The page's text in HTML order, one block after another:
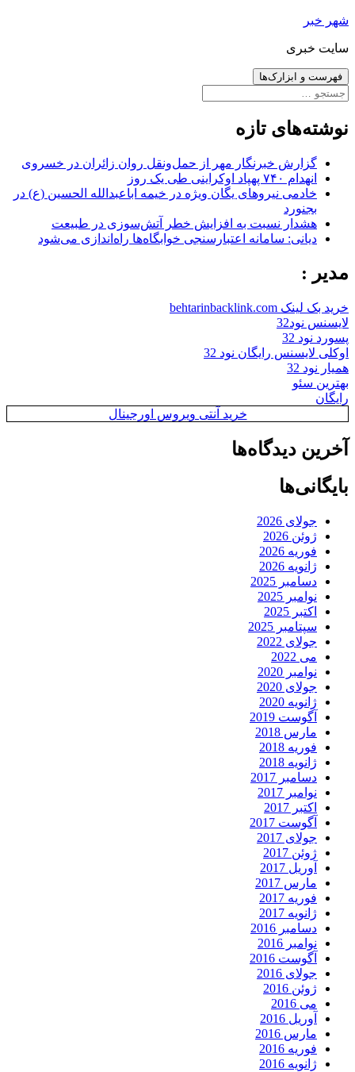
رفتن
نوشته‌ها
شهر خبر
سایت خبری
فهرست و ابزارک‌ها
جستجو
نوشته‌های تازه
گزارش خبرنگار مهر از حمل‌ونقل روان زائران در خسروی
انهدام ۷۴۰ پهپاد اوکراینی طی یک روز
خادمی نیروهای یگان ویژه در خیمه اباعبدالله الحسین (ع) در
بجنورد
هشدار نسبت به افزایش خطر آتش‌سوزی در طبیعت
دیانی: سامانه اعتبارسنجی خوابگاه‌ها راه‌اندازی می‌شود
مدیر :
خرید بک لینک behtarinbacklink.com
لایسنس نود32
پسورد نود 32
اوکلی لایسنس رایگان نود 32
همیار نود 32
بهترین سئو
رایگان
خرید آنتی ویروس اورجینال
آخرین دیدگاه‌ها
بایگانی‌ها
جولای 2026
ژوئن 2026
فوریه 2026
ژانویه 2026
دسامبر 2025
نوامبر 2025
اکتبر 2025
سپتامبر 2025
جولای 2022
می 2022
نوامبر 2020
جولای 2020
ژانویه 2020
آگوست 2019
مارس 2018
فوریه 2018
ژانویه 2018
دسامبر 2017
نوامبر 2017
اکتبر 2017
آگوست 2017
جولای 2017
ژوئن 2017
آوریل 2017
مارس 2017
فوریه 2017
ژانویه 2017
دسامبر 2016
نوامبر 2016
آگوست 2016
جولای 2016
ژوئن 2016
می 2016
آوریل 2016
مارس 2016
فوریه 2016
ژانویه 2016